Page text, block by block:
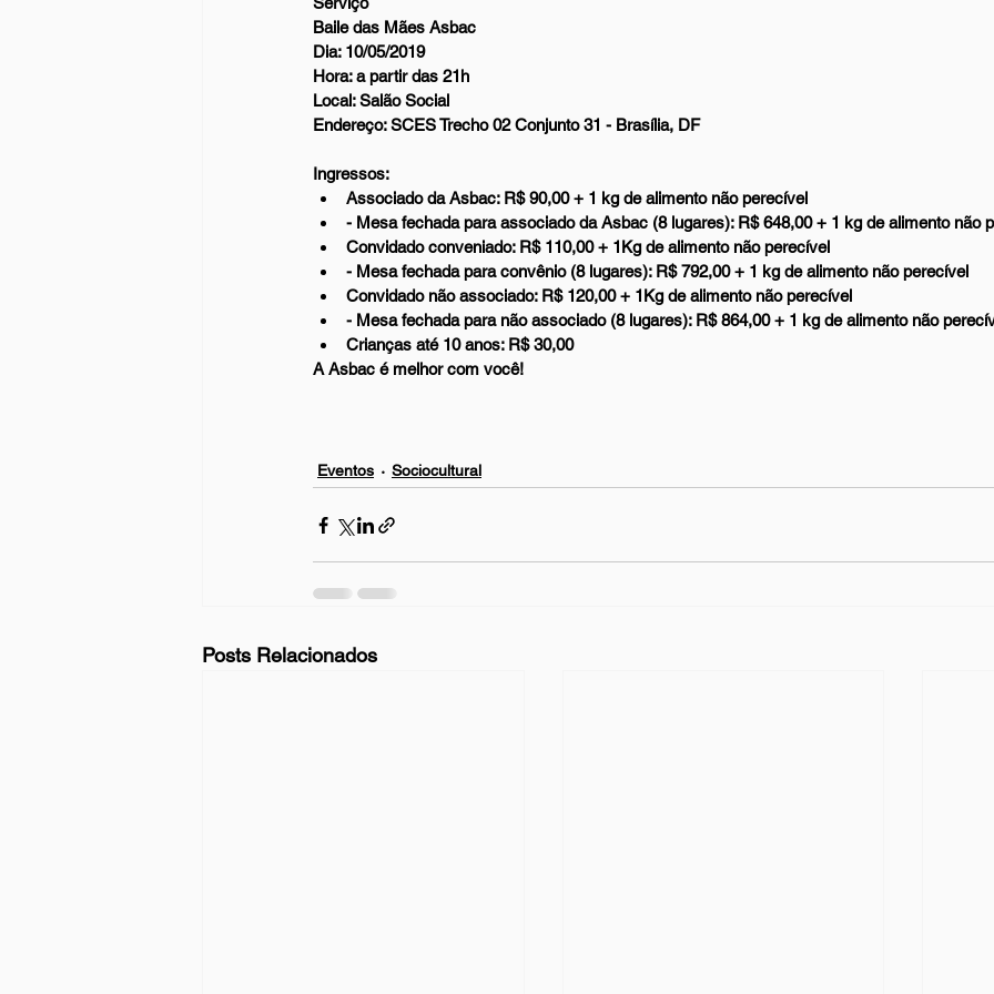
Baile das Mães Asbac
Dia: 10/05/2019
Hora: a partir das 21h
Local: Salão Social
Endereço: SCES Trecho 02 Conjunto 31 - Brasília, DF
Ingressos:
Associado da Asbac: R$ 90,00 + 1 kg de alimento não perecível
- Mesa fechada para associado da Asbac (8 lugares): R$ 648,00 + 1 kg de alimento não
Convidado conveniado: R$ 110,00 + 1Kg de alimento não perecível
- Mesa fechada para convênio (8 lugares): R$ 792,00 + 1 kg de alimento não perecível
Convidado não associado: R$ 120,00 + 1Kg de alimento não perecível
- Mesa fechada para não associado (8 lugares): R$ 864,00 + 1 kg de alimento não
Crianças até 10 anos: R$ 30,00
A Asbac é melhor com você!
Eventos Sociocultural
Posts Relacionados